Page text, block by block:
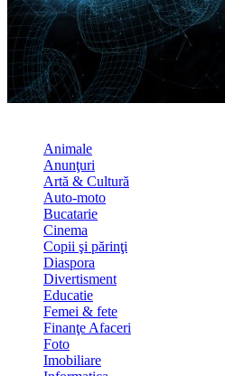
Animale
Anunţuri
Artă & Cultură
Auto-moto
Bucatarie
Cinema
Copii şi părinţi
Diaspora
Divertisment
Educatie
Femei & fete
Finanţe Afaceri
Foto
Imobiliare